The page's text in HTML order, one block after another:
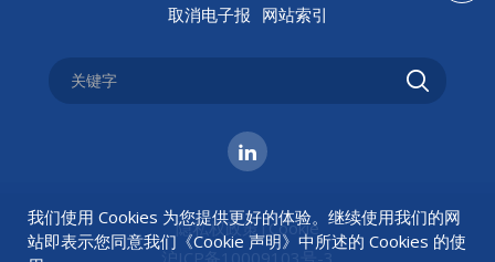
取消电子报 网站索引
隐私权政策 |Cookie
沪ICP备10009103号-3
我们使用 Cookies 为您提供更好的体验。继续使用我们的网
站即表示您同意我们《Cookie 声明》中所述的 Cookies 的使